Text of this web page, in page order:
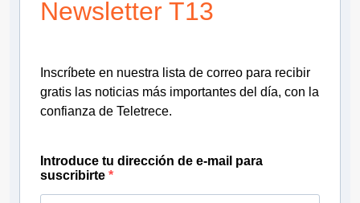
Newsletter T13
Inscríbete en nuestra lista de correo para recibir
gratis las noticias más importantes del día, con la
confianza de Teletrece.
Introduce tu dirección de e-mail para
suscribirte